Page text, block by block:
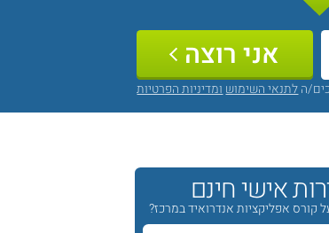
הלתנאי השימושומדיניות הפרטיות
אני רוצה
אישי חינם
קורס אפליקציות אנדרואיד במרכז?